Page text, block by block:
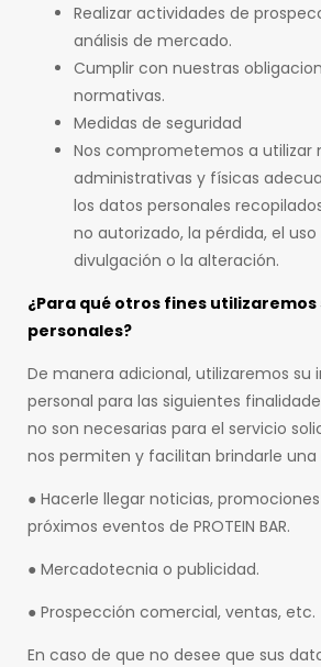
Realizar actividades de
análisis de mercado.
Cumplir con nuestras
normativas.
Medidas de seguridad
Nos comprometemos a utilizar
administrativas y físicas
los datos personales
no autorizado, la pérdida, el uso
divulgación o la alteración.
¿Para qué otros fines utilizaremos
personales?
De manera adicional, utilizaremos su
personal para las siguientes
no son necesarias para el servicio
nos permiten y facilitan brindarle
● Hacerle llegar noticias,
próximos eventos de PROTEIN BAR.
● Mercadotecnia o publicidad.
● Prospección comercial, ventas, etc.
En caso de que no desee que sus